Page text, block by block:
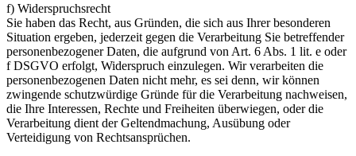
f) Widerspruchsrecht
Sie haben das Recht, aus Gründen, die sich aus Ihrer besonderen
Situation ergeben, jederzeit gegen die Verarbeitung Sie betreffender
personenbezogener Daten, die aufgrund von Art. 6 Abs. 1 lit. e oder
f DSGVO erfolgt, Widerspruch einzulegen. Wir verarbeiten die
personenbezogenen Daten nicht mehr, es sei denn, wir können
zwingende schutzwürdige Gründe für die Verarbeitung nachweisen,
die Ihre Interessen, Rechte und Freiheiten überwiegen, oder die
Verarbeitung dient der Geltendmachung, Ausübung oder
Verteidigung von Rechtsansprüchen.